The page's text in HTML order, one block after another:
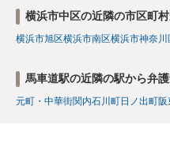
横浜市中区の近隣の市区町
横浜市旭区横浜市南区横浜市神奈川
馬車道駅の近隣の駅から弁
元町・中華街関内石川町日ノ出町阪